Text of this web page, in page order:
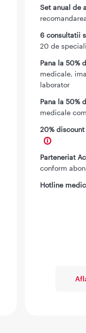
Set anual de
6 consultatii
20 de
Pana la 50%
medicale,
laborator
Pana la 50%
medicale
20%
Parteneriat
conform
Hotline